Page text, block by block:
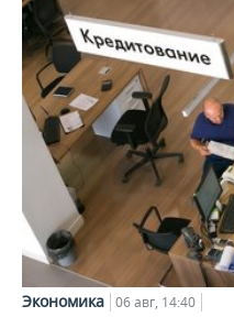
Экономика 06 авг, 14:40